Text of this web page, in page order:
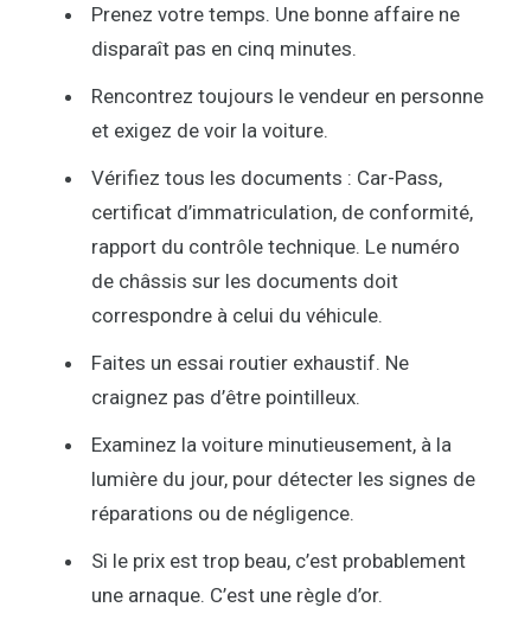
Prenez votre temps. Une bonne affaire ne
disparaît pas en cinq minutes.
Rencontrez toujours le vendeur en personne
et exigez de voir la voiture.
Vérifiez tous les documents : Car-Pass,
certificat d’immatriculation, de conformité,
rapport du contrôle technique. Le numéro
de châssis sur les documents doit
correspondre à celui du véhicule.
Faites un essai routier exhaustif. Ne
craignez pas d’être pointilleux.
Examinez la voiture minutieusement, à la
lumière du jour, pour détecter les signes de
réparations ou de négligence.
Si le prix est trop beau, c’est probablement
une arnaque. C’est une règle d’or.